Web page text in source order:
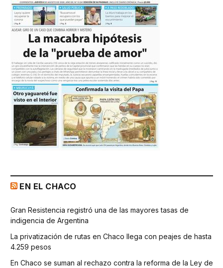
EN EL CHACO
Gran Resistencia registró una de las mayores tasas de
indigencia de Argentina
La privatización de rutas en Chaco llega con peajes de hasta
4.259 pesos
En Chaco se suman al rechazo contra la reforma de la Ley de